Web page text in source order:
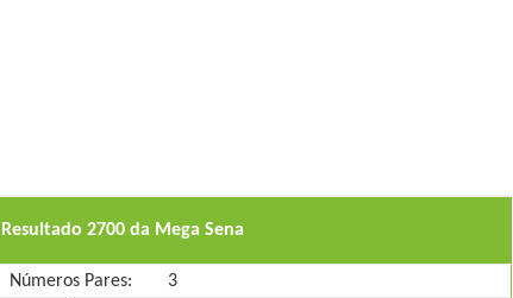
2700 da Mega Sena
Números Pares:
3